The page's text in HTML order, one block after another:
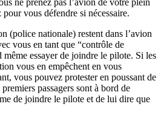
vous défendre si nécessaire.
(police nationale) restent dans l’avion
vous en tant que “contrôle de
même essayer de joindre le pilote. Si les
vous en empêchent en vous
vous pouvez protester en poussant de
passagers sont à bord de
de joindre le pilote et de lui dire que